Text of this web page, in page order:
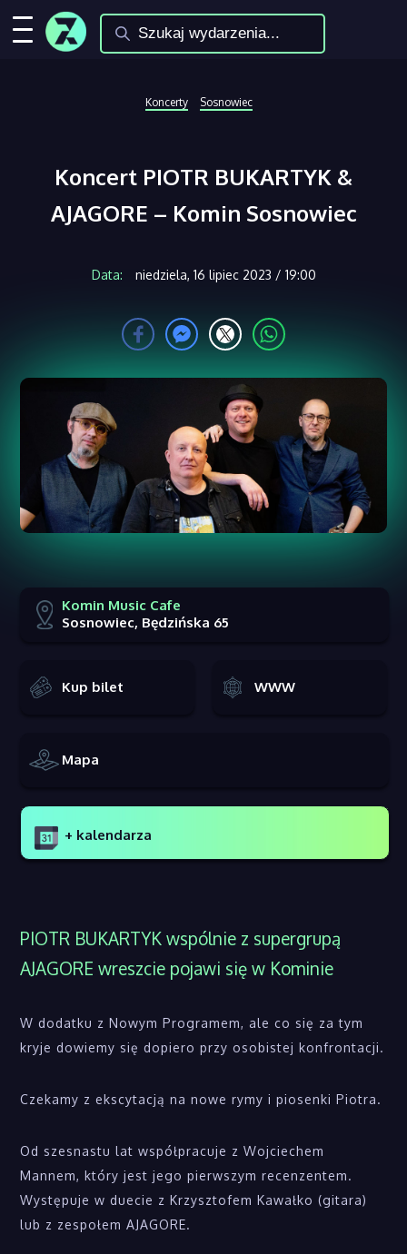
Koncerty Sosnowiec
Koncert PIOTR BUKARTYK &
AJAGORE – Komin Sosnowiec
Data: niedziela, 16 lipiec 2023 / 19:00
Komin Music Cafe
Sosnowiec, Będzińska 65
Kup bilet WWW
Mapa
+ kalendarza
PIOTR BUKARTYK wspólnie z supergrupą
AJAGORE wreszcie pojawi się w Kominie
W dodatku z Nowym Programem, ale co się za tym
kryje dowiemy się dopiero przy osobistej konfrontacji.
Czekamy z ekscytacją na nowe rymy i piosenki Piotra.
Od szesnastu lat współpracuje z Wojciechem
Mannem, który jest jego pierwszym recenzentem.
Występuje w duecie z Krzysztofem Kawałko (gitara)
lub z zespołem AJAGORE.